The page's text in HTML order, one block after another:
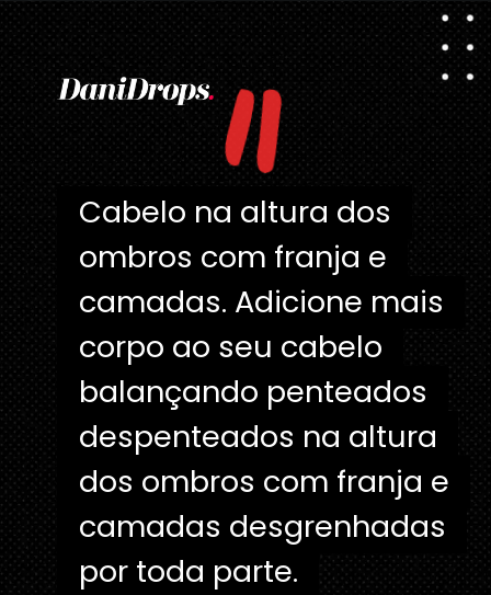
Opening "
Cabelo na altura dos
ombros com franja e
camadas. Adicione mais
corpo ao seu cabelo
balançando penteados
despenteados na altura
dos ombros com franja e
camadas desgrenhadas
por toda parte.
Cabelo na altura dos
ombros com franja e
camadas. Adicione mais
corpo ao seu cabelo
balançando penteados
despenteados na altura
dos ombros com franja e
camadas desgrenhadas